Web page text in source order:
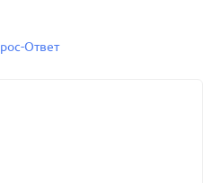
Ответ